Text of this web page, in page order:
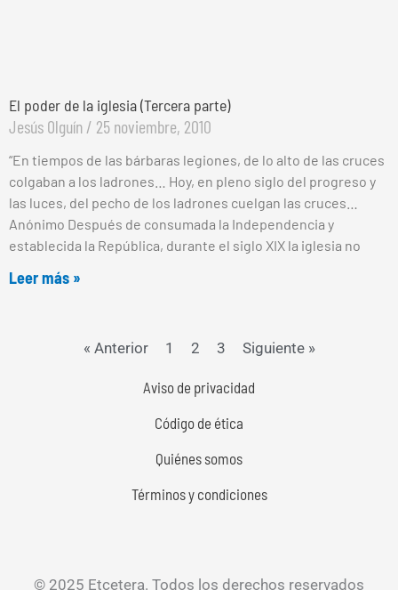
El poder de la iglesia (Tercera parte)
Jesús Olguín 25 noviembre, 2010
“En tiempos de las bárbaras legiones, de lo alto de las cruces
colgaban a los ladrones… Hoy, en pleno siglo del progreso y
las luces, del pecho de los ladrones cuelgan las cruces…
Anónimo Después de consumada la Independencia y
establecida la República, durante el siglo XIX la iglesia no
Leer más »
« Anterior 1 2 3 Siguiente »
Aviso de privacidad
Código de ética
Quiénes somos
Términos y condiciones
© 2025 Etcetera. Todos los derechos reservados